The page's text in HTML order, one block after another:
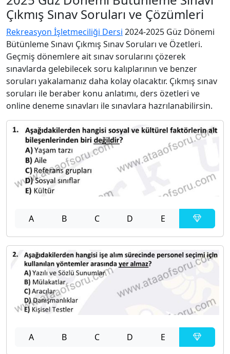
Çıkmış Sınav Soruları ve Çözümleri
Rekreasyon İşletmeciliği Dersi 2024-2025 Güz Dönemi
Bütünleme Sınavı Çıkmış Sınav Soruları ve Özetleri.
Geçmiş dönemlere ait sınav sorularını çözerek
sınavlarda gelebilecek soru kalıplarının ve benzer
soruları yakalamanız daha kolay olacaktır. Çıkmış sınav
soruları ile beraber konu anlatımı, ders özetleri ve
online deneme sınavları ile sınavlara hazrılanabilirsin.
A B C D E
A B C D E